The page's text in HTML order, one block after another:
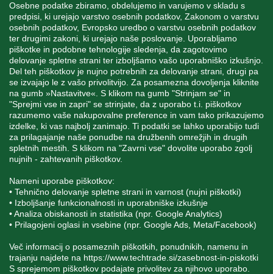
Osebne podatke zbiramo, obdelujemo in varujemo v skladu s
predpisi, ki urejajo varstvo osebnih podatkov, Zakonom o varstvu
osebnih podatkov, Evropsko uredbo o varstvu osebnih podatkov
ter drugimi zakoni, ki urejajo naše poslovanje. Uporabljamo
piškotke in podobne tehnologije sledenja, da zagotovimo
delovanje spletne strani ter izboljšamo vašo uporabniško izkušnjo.
Del teh piškotkov je nujno potrebnih za delovanje strani, drugi pa
se izvajajo le z vašo privolitvijo. Za posamezna dovoljenja kliknite
na gumb »Nastavitve«. S klikom na gumb "Strinjam se" in
"Sprejmi vse in zapri" se strinjate, da z uporabo t.i. piškotkov
razumemo vaše nakupovalne preference in vam tako prikazujemo
izdelke, ki vas najbolj zanimajo. Ti podatki se lahko uporabijo tudi
za prilagajanje naše ponudbe na družbenih omrežjih in drugih
spletnih mestih. S klikom na "Zavrni vse" dovolite uporabo zgolj
nujnih - zahtevanih piškotkov.
Nameni uporabe piškotkov:
• Tehnično delovanje spletne strani in varnost (nujni piškotki)
• Izboljšanje funkcionalnosti in uporabniške izkušnje
• Analiza obiskanosti in statistika (npr. Google Analytics)
• Prilagojeni oglasi in vsebine (npr. Google Ads, Meta/Facebook)
Več informacij o posameznih piškotkih, ponudnikih, namenu in
trajanju najdete na https://www.techtrade.si/zasebnost-in-piskotki
S sprejemom piškotkov podajate privolitev za njihovo uporabo.
INFORMACIJE
MOJ RAČUN
STORITEV ZA STRANKE
SPREMLJAJTE NAS
Blatnica 8, 1236 Trzin